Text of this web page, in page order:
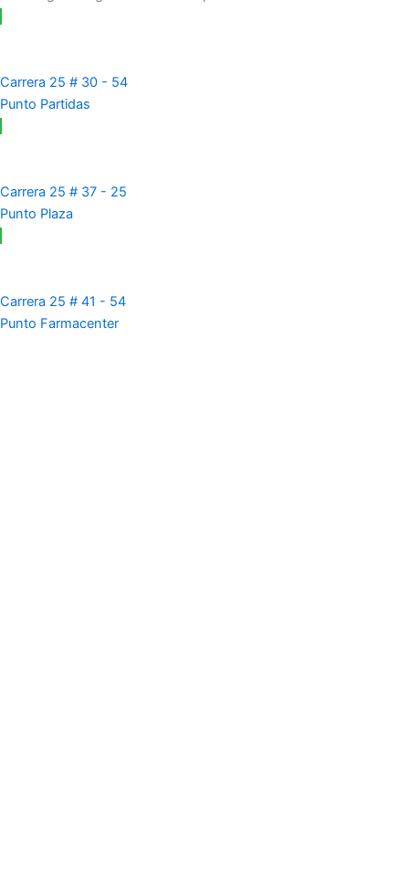
Carrera 25 # 30 - 54
Punto Partidas
Carrera 25 # 37 - 25
Punto Plaza
Carrera 25 # 41 - 54
Punto Farmacenter